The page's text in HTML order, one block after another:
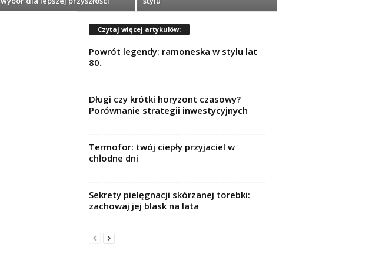
Czytaj więcej artykułów:
Powrót legendy: ramoneska w stylu lat
80.
Długi czy krótki horyzont czasowy?
Porównanie strategii inwestycyjnych
Termofor: twój ciepły przyjaciel w
chłodne dni
Sekrety pielęgnacji skórzanej torebki:
zachowaj jej blask na lata